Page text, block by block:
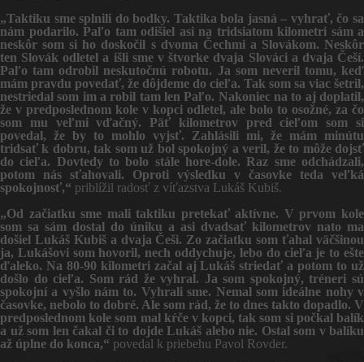
„Taktiku sme splnili do bodky. Taktika bola jasná – vyhrať, čo sa
nám podarilo. Paľo tam odišiel asi na tridsiatom kilometri sám a
neskôr som si ho doskočil s dvoma Čechmi a Slovákom. Neskôr
ten Slovák odletel a išli sme v štvorke dvaja Slováci a dvaja Češí.
Paľo tam odrobil neskutočnú robotu. Ja som neveril tomu, keď
mám pravdu povedať, že dôjdeme do cieľa. Tak som sa viac šetril,
nestriedal som im a robil tam len Paľo. Nakoniec na to aj doplatil,
že v predposlednom kole v kopci odletel, ale bolo to osožné, za čo
som mu veľmi vďačný.Päť kilometrov pred cieľom som si
povedal, že by to mohlo vyjsť. Zahlásili mi, že mám minútu
tridsať k dobru, tak som už bol spokojný a veril, že to môže dojsť
do cieľa. Dovtedy to bolo stále hore-dole. Raz sme odchádzali,
potom nás sťahovali. Oproti výsledku v časovke teda veľká
spokojnosť,“ priblížil radosť z víťazstva Lukáš Kubiš.
„Od začiatku sme mali taktiku pretekať aktívne. V prvom kole
som sa sám dostal do úniku a asi dvadsať kilometrov nato ma
došiel Lukáš Kubiš a dvaja Češi. Zo začiatku som ťahal väčšinou
ja, Lukášovi som hovoril, nech oddychuje, lebo do cieľa je to ešte
ďaleko. Na 80-90 kilometri začal aj Lukáš striedať a potom to už
došlo do cieľa. Som rád že vyhral. Ja som spokojný, tréneri sú
spokojní a vyšlo nám to. Vyhrali sme. Nemal som ideálne nohy v
časovke, nebolo to dobré. Ale som rád, že to dnes takto dopadlo. V
predposlednom kole som mal kŕče v kopci, tak som si počkal balík
a už som len čakal či to dojde Lukáš alebo nie. Ostal som v balíku
až úplne do konca,“ povedal k priebehu Pavol Rovder.